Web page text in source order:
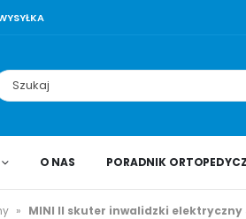
O NAS PORADNIK
» MINI II skuter inwalidzki elektryczny